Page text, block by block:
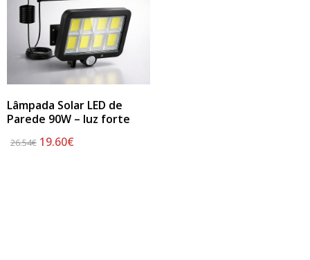
Lâmpada Solar LED de
Parede 90W – luz forte
26.54€ 19.60€